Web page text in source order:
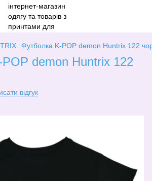
Футболка K-POP demon Huntrix 122
demon Huntrix 122
відгук